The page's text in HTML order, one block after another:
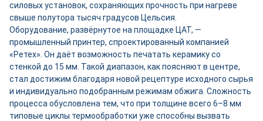
силовых установок, сохраняющих прочность при нагреве
свыше полутора тысяч градусов Цельсия.
Оборудование, развёрнутое на площадке ЦАТ, —
промышленный принтер, спроектированный компанией
«Ретех». Он даёт возможность печатать керамику со
стенкой до 15 мм. Такой диапазон, как поясняют в центре,
стал достижим благодаря новой рецептуре исходного сырья
и индивидуально подобранным режимам обжига. Сложность
процесса обусловлена тем, что при толщине всего 6–8 мм
типовые циклы термообработки уже способны вызвать